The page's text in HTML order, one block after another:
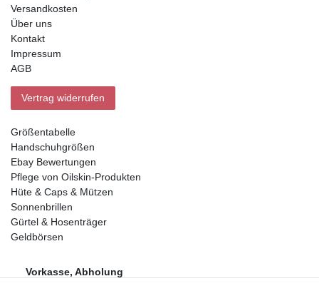
Versandkosten
Über uns
Kontakt
Impressum
AGB
Vertrag widerrufen
Größentabelle
Handschuhgrößen
Ebay Bewertungen
Pflege von Oilskin-Produkten
Hüte & Caps & Mützen
Sonnenbrillen
Gürtel & Hosenträger
Geldbörsen
Vorkasse, Abholung